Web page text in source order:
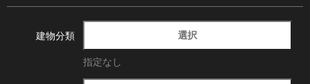
建物分類 選択
指定なし